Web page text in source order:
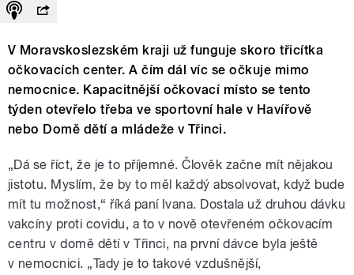
V Moravskoslezském kraji už funguje skoro třicítka
očkovacích center. A čím dál víc se očkuje mimo
nemocnice. Kapacitnější očkovací místo se tento
týden otevřelo třeba ve sportovní hale v Havířově
nebo Domě dětí a mládeže v Třinci.
„Dá se říct, že je to příjemné. Člověk začne mít nějakou
jistotu. Myslím, že by to měl každý absolvovat, když bude
mít tu možnost,“ říká paní Ivana. Dostala už druhou dávku
vakcíny proti covidu, a to v nově otevřeném očkovacím
centru v domě dětí v Třinci, na první dávce byla ještě
v nemocnici. „Tady je to takové vzdušnější,